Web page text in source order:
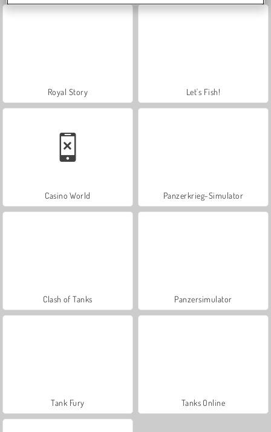
Royal Story Let's Fish!
Casino World Panzerkrieg-Simulator
Clash of Tanks Panzersimulator
Tank Fury Tanks Online